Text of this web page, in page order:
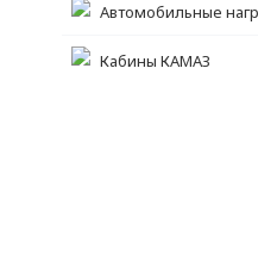
Автомобильные
Кабины КАМАЗ